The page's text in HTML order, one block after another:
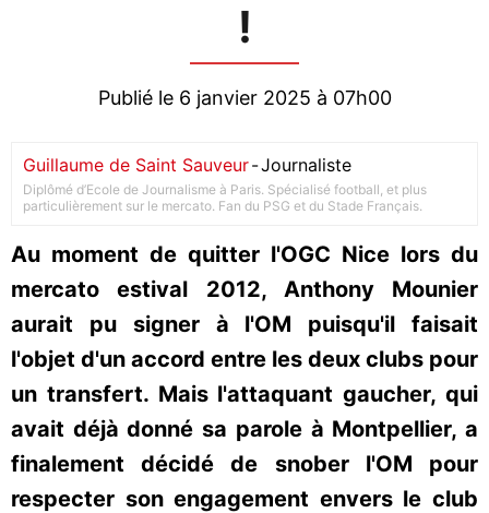
!
Publié le 6 janvier 2025 à 07h00
Guillaume de Saint Sauveur-Journaliste
Diplômé d’Ecole de Journalisme à Paris. Spécialisé football, et plus
particulièrement sur le mercato. Fan du PSG et du Stade Français.
Au moment de quitter l'OGC Nice lors du
mercato estival 2012, Anthony Mounier
aurait pu signer à l'OM puisqu'il faisait
l'objet d'un accord entre les deux clubs pour
un transfert. Mais l'attaquant gaucher, qui
avait déjà donné sa parole à Montpellier, a
finalement décidé de snober l'OM pour
respecter son engagement envers le club